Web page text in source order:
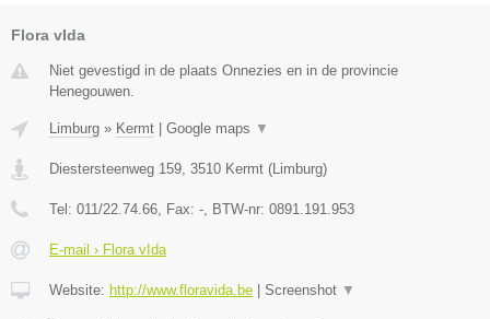
Flora vIda
Niet gevestigd in de plaats Onnezies en in de provincie
Henegouwen.
Limburg » Kermt Google maps ▼
Diestersteenweg 159, 3510 Kermt (Limburg)
Tel: 011/22.74.66, Fax: -, BTW-nr: 0891.191.953
E-mail › Flora vIda
Website: http://www.floravida.be Screenshot ▼